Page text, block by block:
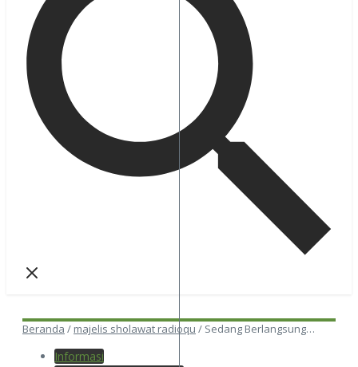
Beranda / majelis sholawat radioqu / Sedang Berlangsung…
Informasi